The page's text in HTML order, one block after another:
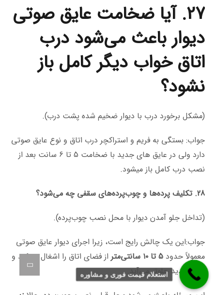
27. آیا ضخامت عایق صوتی
دیوار باعث می‌شود درب
اتاق خواب دیگر کامل باز
نشود؟
(مشکل برخورد درب با دیوار ضخیم شده پشت درب).
جواب: بستگی به فریم و استراکچر درب اتاق و نوع عایق صوتی
دارد ولی در عایق های جدید با ضخامت 5 تا 6 سانت بعد از
نصب درب کامل باز میشود.
28. تکلیف پرده‌ها و چوب‌پرده‌های سقفی چه می‌شود؟
(تداخل جلو آمدن دیوار با محل نصب چوب‌پرده).
جواب:این یک چالش رایج است، زیرا اجرای دیوار عایق صوتی
معمولاً حدود 5 تا ۱۰ سانتی‌متر
از فضای اتاق را اشغال می‌کند و
دیوار جدید جلوتر می‌آید.
استعلام قیمت فوری و مشاوره